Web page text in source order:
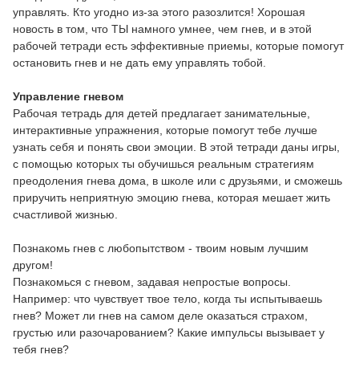
управлять. Кто угодно из-за этого разозлится! Хорошая
новость в том, что ТЫ намного умнее, чем гнев, и в этой
рабочей тетради есть эффективные приемы, которые помогут
остановить гнев и не дать ему управлять тобой.
Управление гневом
Рабочая тетрадь для детей предлагает занимательные,
интерактивные упражнения, которые помогут тебе лучше
узнать себя и понять свои эмоции. В этой тетради даны игры,
с помощью которых ты обучишься реальным стратегиям
преодоления гнева дома, в школе или с друзьями, и сможешь
приручить неприятную эмоцию гнева, которая мешает жить
счастливой жизнью.
Познакомь гнев с любопытством - твоим новым лучшим
другом!
Познакомься с гневом, задавая непростые вопросы.
Например: что чувствует твое тело, когда ты испытываешь
гнев? Может ли гнев на самом деле оказаться страхом,
грустью или разочарованием? Какие импульсы вызывает у
тебя гнев?